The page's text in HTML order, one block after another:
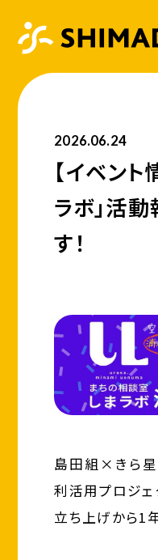
2026.06.24
【イベント
ラボ」活
す！
島田組×きら星
利活用プロジェ
立ち上げから1